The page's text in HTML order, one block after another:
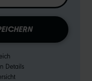
Details